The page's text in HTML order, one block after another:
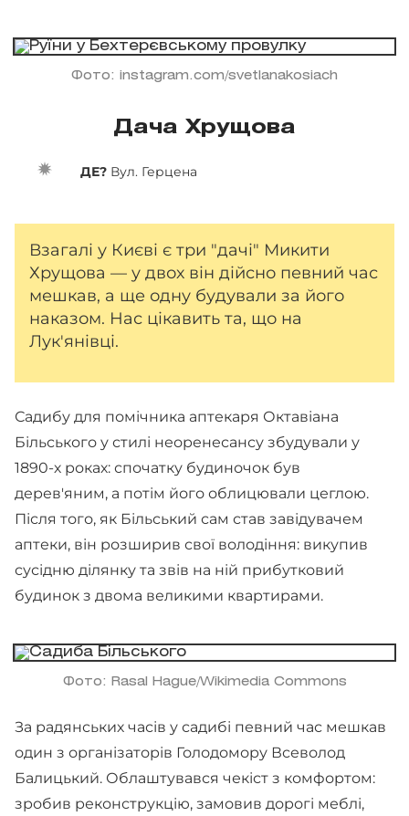
Фото: instagram.com/svetlanakosiach
Дача Хрущова
ДЕ? Вул. Герцена
Взагалі у Києві є три "дачі" Микити
Хрущова — у двох він дійсно певний час
мешкав, а ще одну будували за його
наказом. Нас цікавить та, що на
Лук'янівці.
Садибу для помічника аптекаря Октавіана
Більського у стилі неоренесансу збудували у
1890-х роках: спочатку будиночок був
дерев'яним, а потім його облицювали цеглою.
Після того, як Більський сам став завідувачем
аптеки, він розширив свої володіння: викупив
сусідню ділянку та звів на ній прибутковий
будинок з двома великими квартирами.
Фото: Rasal Hague/Wikimedia Commons
За радянських часів у садибі певний час мешкав
один з організаторів Голодомору Всеволод
Балицький. Облаштувався чекіст з комфортом:
зробив реконструкцію, замовив дорогі меблі,